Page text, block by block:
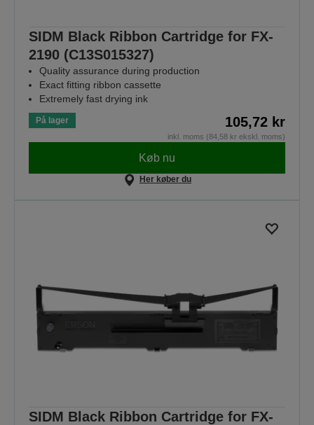
SIDM Black Ribbon Cartridge for FX-
2190 (C13S015327)
Quality assurance during production
Exact fitting ribbon cassette
Extremely fast drying ink
På lager 105,72 kr
inkl. moms (84,58 kr ekskl. moms)
Køb nu
Her køber du
SIDM Black Ribbon Cartridge for FX-